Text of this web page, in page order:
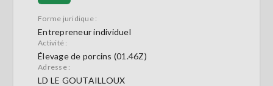
Forme juridique :
Entrepreneur individuel
Activité :
Élevage de porcins (01.46Z)
Adresse :
LD LE GOUTAILLOUX